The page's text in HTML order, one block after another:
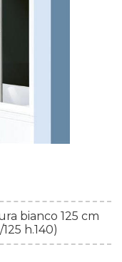
bianco 125 cm
h.140)